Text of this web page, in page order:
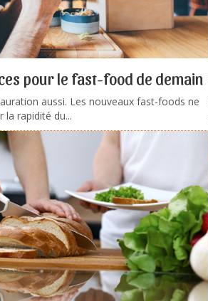
pour le fast-food de demain
aussi. Les nouveaux fast-foods ne
la rapidité du...